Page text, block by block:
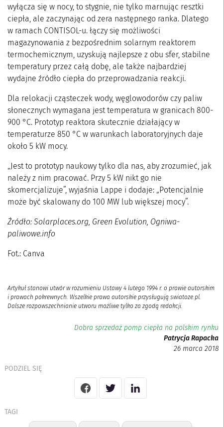
wyłącza się w nocy, to stygnie, nie tylko marnując resztki
ciepła, ale zaczynając od zera następnego ranka. Dlatego
w ramach CONTISOL-u. łączy się możliwości
magazynowania z bezpośrednim solarnym reaktorem
termochemicznym, uzyskują najlepsze z obu sfer, stabilne
temperatury przez całą dobę, ale także najbardziej
wydajne źródło ciepła do przeprowadzania reakcji.
Dla relokacji cząsteczek wody, węglowodorów czy paliw
słonecznych wymagana jest temperatura w granicach 800-
900 °C. Prototyp reaktora skutecznie działający w
temperaturze 850 °C w warunkach laboratoryjnych daje
około 5 kW mocy.
„Jest to prototyp naukowy tylko dla nas, aby zrozumieć, jak
należy z nim pracować. Przy 5 kW nikt go nie
skomercjalizuje”, wyjaśnia Lappe i dodaje: „Potencjalnie
może być skalowany do 100 MW lub większej mocy”.
Źródło: Solarplaces.org, Green Evolution, Ogniwa-
paliwowe.info
Fot.: Canva
Artykuł stanowi utwór w rozumieniu Ustawy 4 lutego 1994 r. o prawie autorskim
i prawach pokrewnych. Wszelkie prawa autorskie przysługują swiatoze.pl.
Dalsze rozpowszechnianie utworu możliwe tylko za zgodą redakcji.
Dobra sprzedaż pomp ciepła na polskim rynku
Patrycja Rapacka
26 marca 2018
PODZIEL SIĘ
TAGI